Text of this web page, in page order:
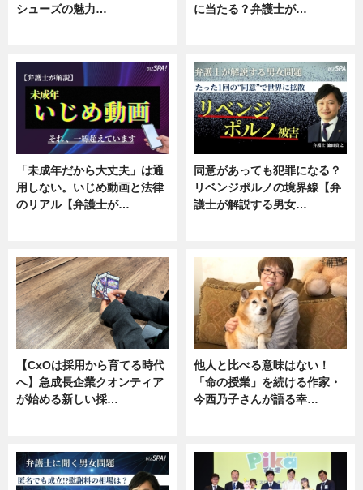
シューズの魅力…
に当たる？弁護士が…
「未成年だから大丈夫」は通
用しない。いじめ動画と法律
のリアル【弁護士が…
同意があっても犯罪になる？
リベンジポルノの境界線【弁
護士が解説する男女…
【CxOは採用から育てる時代
へ】急成長企業クオンティア
が始める新しい採…
他人と比べる意味はない！
「命の授業」を続ける作家・
今西乃子さんが語る幸…